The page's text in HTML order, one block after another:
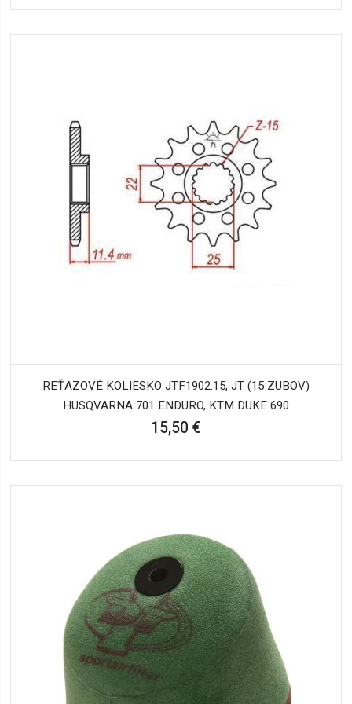
REŤAZOVÉ KOLIESKO JTF1902.15, JT (15 ZUBOV)
HUSQVARNA 701 ENDURO, KTM DUKE 690
15,50 €